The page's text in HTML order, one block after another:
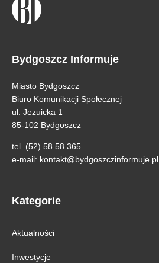
Bydgoszcz Informuje
Miasto Bydgoszcz
Biuro Komunikacji Społecznej
ul. Jezuicka 1
85-102 Bydgoszcz
tel. (52) 58 58 365
e-mail: kontakt@bydgoszczinformuje.pl
Kategorie
Aktualności
Inwestycje